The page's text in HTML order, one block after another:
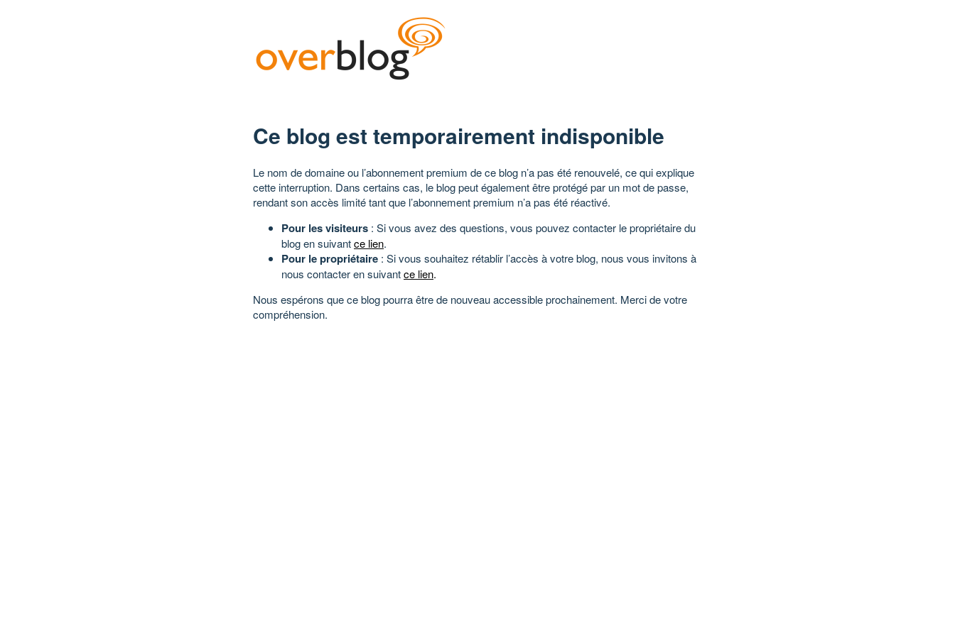
Ce blog est temporairement indisponible
Le nom de domaine ou l’abonnement premium de ce blog n’a pas été renouvelé, ce qui explique
cette interruption. Dans certains cas, le blog peut également être protégé par un mot de passe,
rendant son accès limité tant que l’abonnement premium n’a pas été réactivé.
Pour les visiteurs : Si vous avez des questions, vous pouvez contacter le propriétaire du
blog en suivantce lien.
Pour le propriétaire : Si vous souhaitez rétablir l’accès à votre blog, nous vous invitons à
nous contacter en suivantce lien.
Nous espérons que ce blog pourra être de nouveau accessible prochainement. Merci de votre
compréhension.